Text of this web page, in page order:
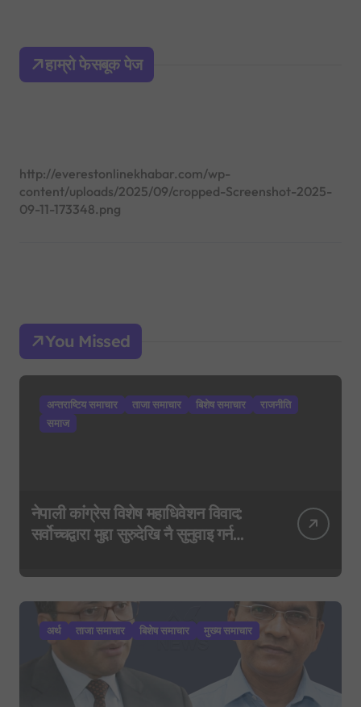
h
o
हाम्रो फेसबूक पेज
http://everestonlinekhabar.com/wp-
content/uploads/2025/09/cropped-Screenshot-2025-
09-11-173348.png
You Missed
अन्तराष्टिय समाचार ताजा समाचार बिशेष समाचार
राजनीति
समाज
नेपाली कांग्रेस विशेष महाधिवेशन विवाद:
सर्वोच्चद्वारा मुद्दा सुरुदेखि नै सुनुवाइ गर्न
अर्थ ताजा समाचार बिशेष समाचार मुख्य समाचार